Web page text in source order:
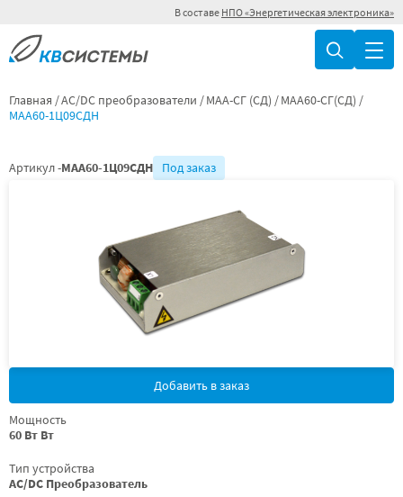
В составе НПО «Энергетическая электроника»
Главная AC/DC преобразователи МАА-СГ (СД)
МАА60-СГ(СД)
МАА60-1Ц09СДН
Артикул -МАА60-1Ц09СДН Под заказ
Добавить в заказ
Мощность
60 Вт Вт
Тип устройства
AC/DC Преобразователь